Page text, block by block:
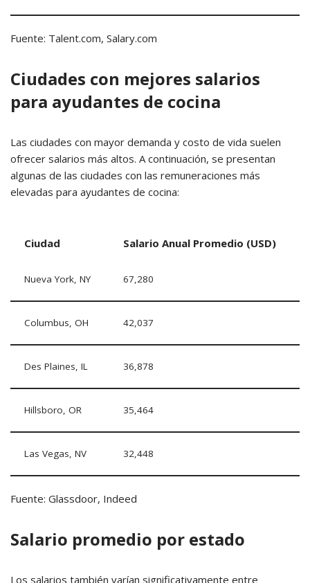
Fuente: Talent.com, Salary.com
Ciudades con mejores salarios
para ayudantes de cocina
Las ciudades con mayor demanda y costo de vida suelen
ofrecer salarios más altos. A continuación, se presentan
algunas de las ciudades con las remuneraciones más
elevadas para ayudantes de cocina:
Ciudad Salario Anual Promedio (USD)
Nueva York, NY 67,280
Columbus, OH 42,037
Des Plaines, IL 36,878
Hillsboro, OR 35,464
Las Vegas, NV 32,448
Fuente: Glassdoor, Indeed
Salario promedio por estado
Los salarios también varían significativamente entre